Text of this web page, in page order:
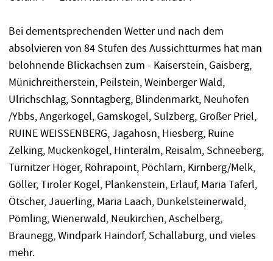
Bei dementsprechenden Wetter und nach dem
absolvieren von 84 Stufen des Aussichtturmes hat man
belohnende Blickachsen zum - Kaiserstein, Gaisberg,
Münichreitherstein, Peilstein, Weinberger Wald,
Ulrichschlag, Sonntagberg, Blindenmarkt, Neuhofen
/Ybbs, Angerkogel, Gamskogel, Sulzberg, Großer Priel,
RUINE WEISSENBERG, Jagahosn, Hiesberg, Ruine
Zelking, Muckenkogel, Hinteralm, Reisalm, Schneeberg,
Türnitzer Höger, Röhrapoint, Pöchlarn, Kirnberg/Melk,
Göller, Tiroler Kogel, Plankenstein, Erlauf, Maria Taferl,
Ötscher, Jauerling, Maria Laach, Dunkelsteinerwald,
Pömling, Wienerwald, Neukirchen, Aschelberg,
Braunegg, Windpark Haindorf, Schallaburg, und vieles
mehr.